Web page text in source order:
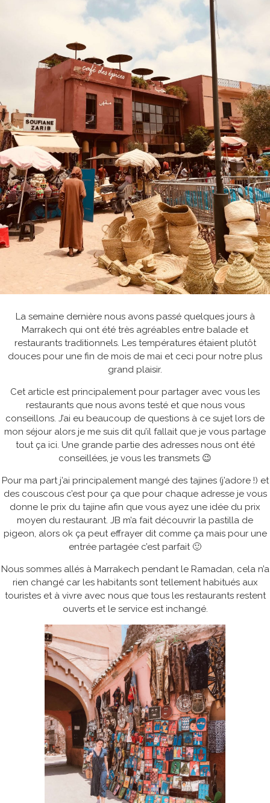
La semaine dernière nous avons passé quelques jours à
Marrakech qui ont été très agréables entre balade et
restaurants traditionnels. Les températures étaient plutôt
douces pour une fin de mois de mai et ceci pour notre plus
grand plaisir.
Cet article est principalement pour partager avec vous les
restaurants que nous avons testé et que nous vous
conseillons. J’ai eu beaucoup de questions à ce sujet lors de
mon séjour alors je me suis dit qu’il fallait que je vous partage
tout ça ici. Une grande partie des adresses nous ont été
conseillées, je vous les transmets 😉
Pour ma part j’ai principalement mangé des tajines (j’adore !) et
des couscous c’est pour ça que pour chaque adresse je vous
donne le prix du tajine afin que vous ayez une idée du prix
moyen du restaurant. JB m’a fait découvrir la pastilla de
pigeon, alors ok ça peut effrayer dit comme ça mais pour une
entrée partagée c’est parfait 🙂
Nous sommes allés à Marrakech pendant le Ramadan, cela n’a
rien changé car les habitants sont tellement habitués aux
touristes et à vivre avec nous que tous les restaurants restent
ouverts et le service est inchangé.